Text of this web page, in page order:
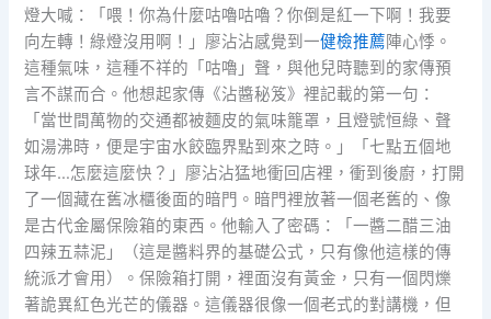
燈大喊：「喂！你為什麼咕嚕咕嚕？你倒是紅一下啊！我要
向左轉！綠燈沒用啊！」廖沾沾感覺到一健檢推薦陣心悸。
這種氣味，這種不祥的「咕嚕」聲，與他兒時聽到的家傳預
言不謀而合。他想起家傳《沾醬秘笈》裡記載的第一句：
「當世間萬物的交通都被麵皮的氣味籠罩，且燈號恒綠、聲
如湯沸時，便是宇宙水餃臨界點到來之時。」「七點五個地
球年…怎麼這麼快？」廖沾沾猛地衝回店裡，衝到後廚，打開
了一個藏在舊冰櫃後面的暗門。暗門裡放著一個老舊的、像
是古代金屬保險箱的東西。他輸入了密碼：「一醬二醋三油
四辣五蒜泥」（這是醬料界的基礎公式，只有像他這樣的傳
統派才會用）。保險箱打開，裡面沒有黃金，只有一個閃爍
著詭異紅色光芒的儀器。這儀器很像一個老式的對講機，但